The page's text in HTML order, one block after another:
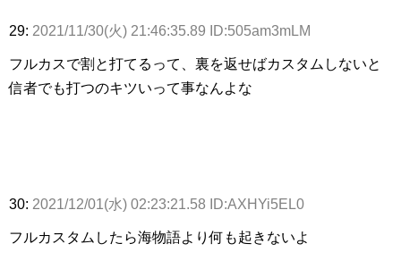
29: 2021/11/30(火) 21:46:35.89 ID:505am3mLM
フルカスで割と打てるって、裏を返せばカスタムしないと
信者でも打つのキツいって事なんよな
30: 2021/12/01(水) 02:23:21.58 ID:AXHYi5EL0
フルカスタムしたら海物語より何も起きないよ